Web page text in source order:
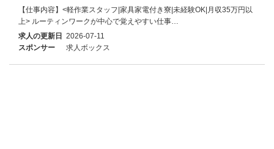
【仕事内容】<軽作業スタッフ|家具家電付き寮|未経験OK|月収35万円以
上> ルーティンワークが中心で覚えやすい仕事…
求人の更新日 2026-07-11
スポンサー
求人ボックス